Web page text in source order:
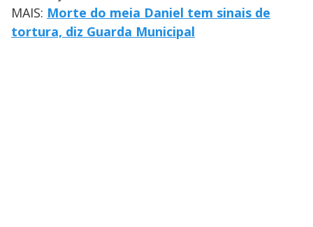
MAIS: Morte do meia Daniel tem sinais de
tortura, diz Guarda Municipal